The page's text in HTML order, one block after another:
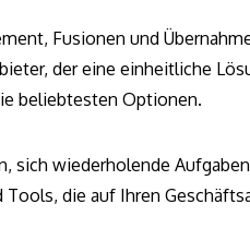
Fusionen und
der eine einheitliche
beliebtesten Optionen.
sich wiederholende
die auf Ihren